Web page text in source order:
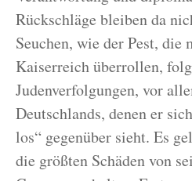
Rückschläge bleiben da
Seuchen, wie der Pest, die
Kaiserreich überrollen,
Judenverfolgungen, vor
Deutschlands, denen er
los“ gegenüber sieht. Es
die größten Schäden von